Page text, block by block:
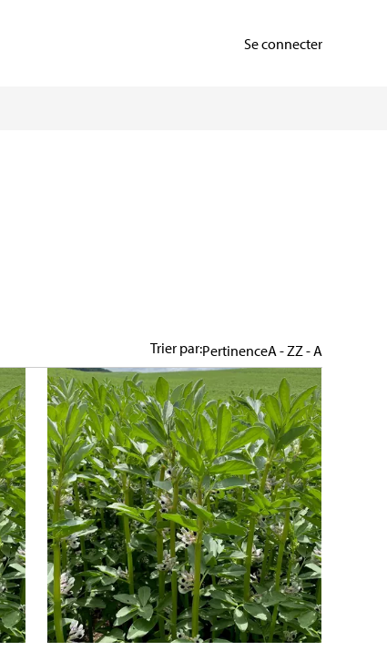
Se connecter
Trier par:PertinenceA - ZZ - A